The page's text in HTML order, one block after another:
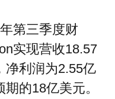
品牌
专栏
大咖
跨界
展讯
国际
国内
时尚活动
经营管理
市场
商业
频
第三季度财
实现营收18.57
净利润为2.55亿
的18亿美元。